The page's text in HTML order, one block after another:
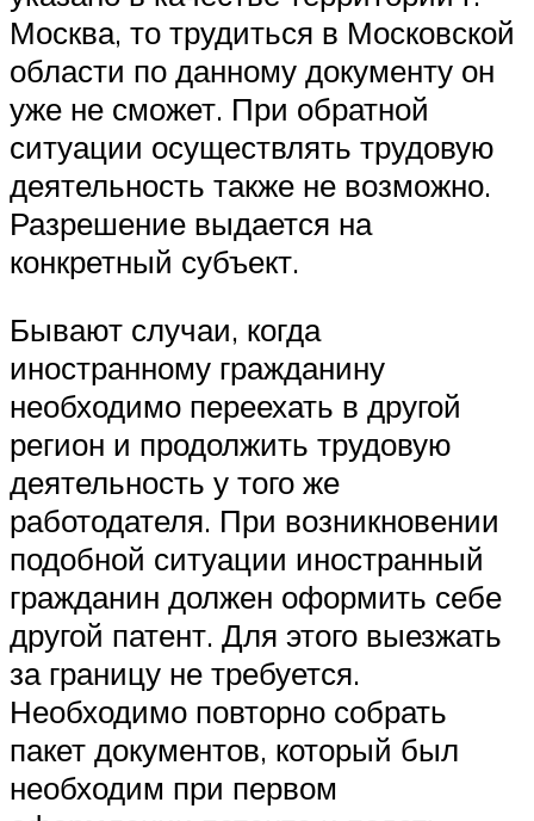
Москва, то трудиться в Московской
области по данному документу он
уже не сможет. При обратной
ситуации осуществлять трудовую
деятельность также не возможно.
Разрешение выдается на
конкретный субъект.
Бывают случаи, когда
иностранному гражданину
необходимо переехать в другой
регион и продолжить трудовую
деятельность у того же
работодателя. При возникновении
подобной ситуации иностранный
гражданин должен оформить себе
другой патент. Для этого выезжать
за границу не требуется.
Необходимо повторно собрать
пакет документов, который был
необходим при первом